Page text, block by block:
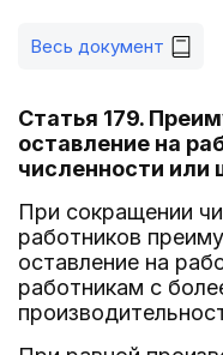
Весь документ
Статья 179.
оставление на
численности или
При сокращении
работников
оставление на
работникам с